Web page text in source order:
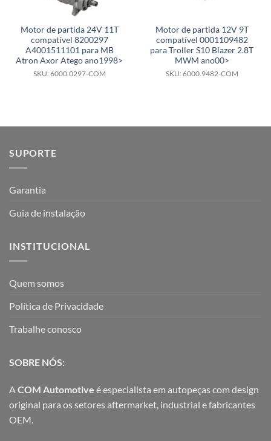
Motor de partida 24V 11T
compatível 8200297
A4001511101 para MB
Atron Axor Atego ano1998>
SKU: 6000.0297-COM
Motor de partida 12V 9T
compatível 0001109482
para Troller S10 Blazer 2.8T
MWM ano00>
SKU: 6000.9482-COM
SUPORTE
Garantia
Guia de instalação
INSTITUCIONAL
Quem somos
Política de Privacidade
Trabalhe conosco
SOBRE NÓS:
ACOM Automotive é especialista em autopeças com design
original para os setores aftermarket, industrial e fabricantes
OEM.